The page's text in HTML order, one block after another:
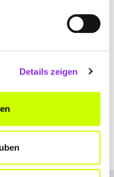
Details zeigen